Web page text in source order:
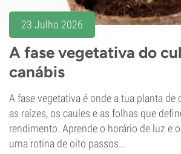
23 Julho 2026
A fase vegetativa do
canábis
A fase vegetativa é onde a tua planta de
as raízes, os caules e as folhas que
rendimento. Aprende o horário de luz e
uma rotina de oito passos...